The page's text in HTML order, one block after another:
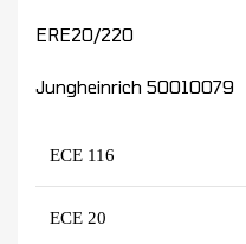
ERE20/220
Jungheinrich 50010079
ECE 116
ECE 20